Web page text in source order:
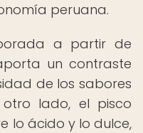
peruana.
a partir de
un contraste
de los sabores
lado, el pisco
lo ácido y lo dulce,